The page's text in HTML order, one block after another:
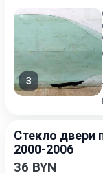
3
Стекло двери
2000-2006
36 BYN